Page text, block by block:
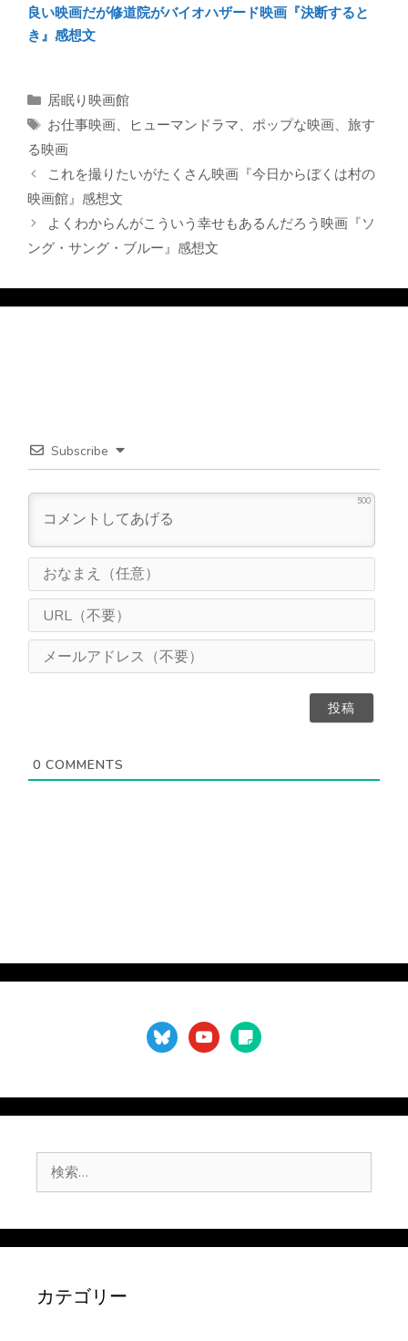
良い映画だが修道院がバイオハザード映画『決断すると
き』感想文
カ
テ
ゴ
リ
ー
居眠り映画館
タ
グ
お仕事映画、 ヒューマンドラマ、 ポップな映画、 旅す
る映画
これを撮りたいがたくさん映画『今日からぼくは村の
映画館』感想文
よくわからんがこういう幸せもあるんだろう映画『ソ
ング・サング・ブルー』感想文
Subscribe
500
ま
（
意
L
（
0 COMMENTS
blueskyyoutubesticky-
note
索:
カテゴリー